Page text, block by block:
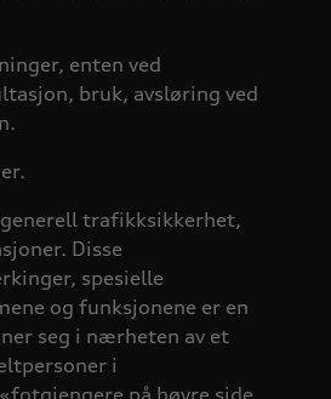
enten ved
bruk, avsløring ved
trafikksikkerhet,
Disse
spesielle
og funksjonene er en
seg i nærheten av et
i
på høyre side